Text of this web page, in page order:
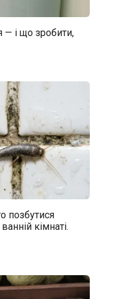
— і що зробити,
позбутися
кімнаті.